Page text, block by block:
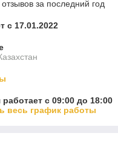
за последний год
с 17.01.2022
работает с 09:00 до 18:00
весь график работы